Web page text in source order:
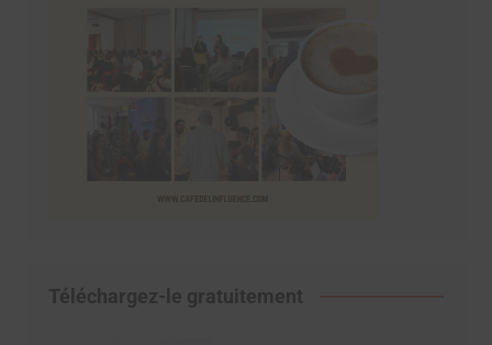
Téléchargez-le gratuitement